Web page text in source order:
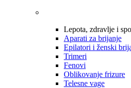
Lepota, zdravlje i
Aparati za brijanje
Epilatori i ženski
Trimeri
Fenovi
Oblikovanje frizure
Telesne vage